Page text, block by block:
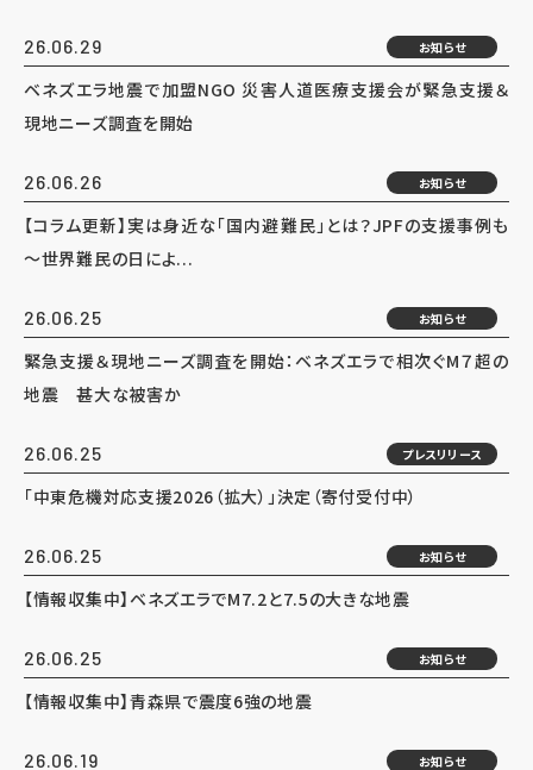
26.06.29 お知らせ
ベネズエラ地震で加盟NGO 災害人道医療支援会が緊急支援＆
現地ニーズ調査を開始
26.06.26 お知らせ
【コラム更新】実は身近な「国内避難民」とは？JPFの支援事例も
～世界難民の日によ...
26.06.25 お知らせ
緊急支援＆現地ニーズ調査を開始：ベネズエラで相次ぐM７超の
地震 甚大な被害か
26.06.25 プレスリリース
「中東危機対応支援2026（拡大）」決定（寄付受付中）
26.06.25 お知らせ
【情報収集中】ベネズエラでM7.2と7.5の大きな地震
26.06.25 お知らせ
【情報収集中】青森県で震度6強の地震
26.06.19 お知らせ